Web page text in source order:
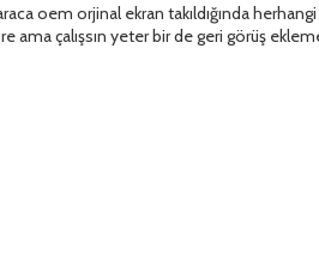
oem orjinal ekran takıldığında
ama çalışsın yeter bir de geri görüş